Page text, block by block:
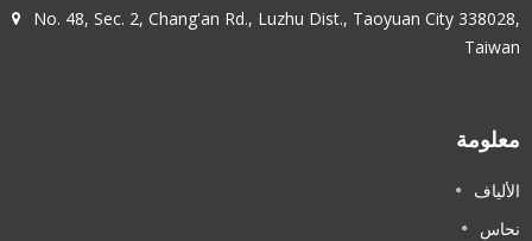
No. 48, Sec. 2, Chang'an Rd., Luzhu Dist., Taoyuan City 338028,
Taiwan
معلومة
الألياف
نحاس